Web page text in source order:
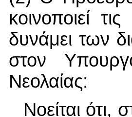
κοινοποιεί
δυνάμει των
στον
Νεολαίας:
Νοείται